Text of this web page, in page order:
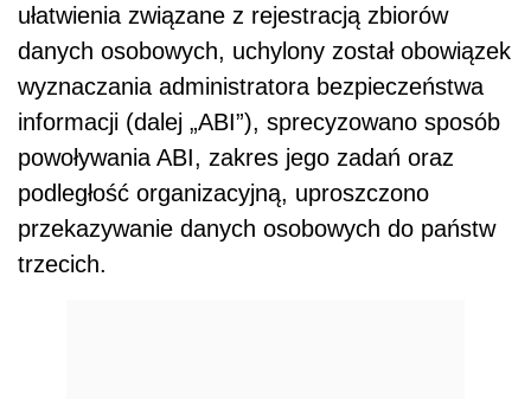
ułatwienia związane z rejestracją zbiorów
danych osobowych, uchylony został obowiązek
wyznaczania administratora bezpieczeństwa
informacji (dalej „ABI”), sprecyzowano sposób
powoływania ABI, zakres jego zadań oraz
podległość organizacyjną, uproszczono
przekazywanie danych osobowych do państw
trzecich.